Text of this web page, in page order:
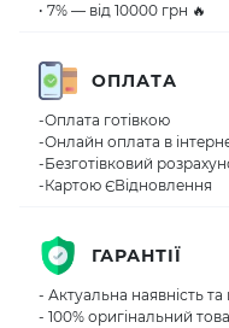
• 7% — від 10000 грн 🔥
ОПЛАТА
-Оплата готівкою
-Онлайн оплата в
-Безготівковий
-Картою ЄВідновлення
ГАРАНТІЇ
- Актуальна наявність та
- 100% оригінальний